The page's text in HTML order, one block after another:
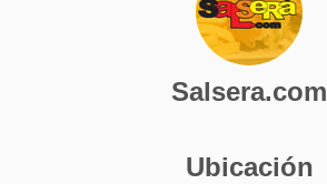
Salsera.com
Ubicación